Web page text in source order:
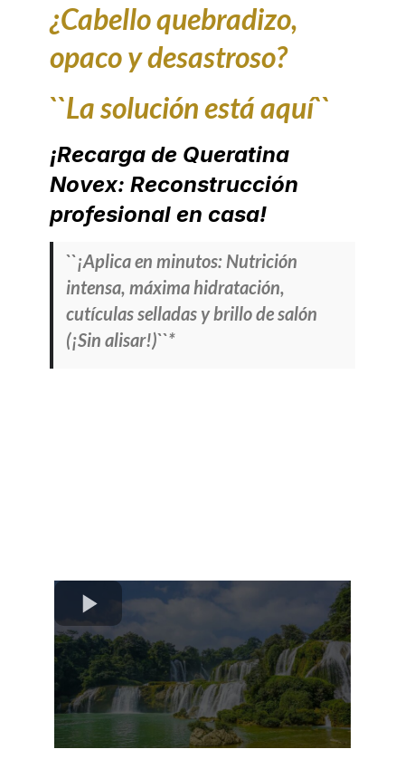
¿Cabello quebradizo,
opaco y desastroso?
``La solución está aquí``
¡Recarga de Queratina
Novex: Reconstrucción
profesional en casa!
``¡Aplica en minutos: Nutrición
intensa, máxima hidratación,
cutículas selladas y brillo de salón
(¡Sin alisar!)``*